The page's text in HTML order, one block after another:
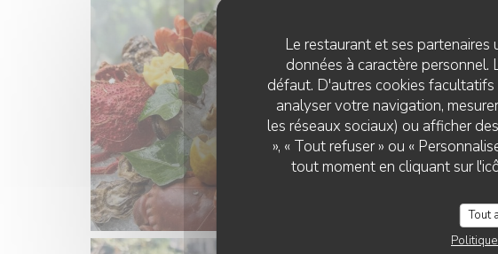
Le restaurant et ses
données à caractère personnel.
défaut. D'autres cookies
analyser votre navigation,
les réseaux sociaux) ou afficher
», « Tout refuser » ou «
tout moment en cliquant sur
Tout